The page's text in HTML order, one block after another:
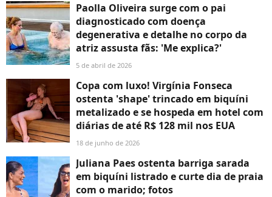
Paolla Oliveira surge com o pai
diagnosticado com doença
degenerativa e detalhe no corpo da
atriz assusta fãs: 'Me explica?'
5 de abril de 2026
Copa com luxo! Virgínia Fonseca
ostenta 'shape' trincado em biquíni
metalizado e se hospeda em hotel com
diárias de até R$ 128 mil nos EUA
18 de junho de 2026
Juliana Paes ostenta barriga sarada
em biquíni listrado e curte dia de praia
com o marido; fotos